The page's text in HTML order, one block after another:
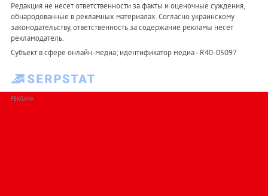
Редакция не несет ответственности за факты и оценочные суждения,
обнародованные в рекламных материалах. Согласно украинскому
законодательству, ответственность за содержание рекламы несет
рекламодатель.
Субъект в сфере онлайн-медиа; идентификатор медиа - R40-05097
РЕКЛАМА